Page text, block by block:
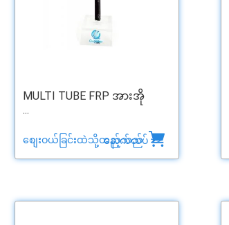
MULTI TUBE FRP အားအို
...
စျေးဝယ်ခြင်းထဲသို့ထည့်သည်
နောက်ထပ် >>